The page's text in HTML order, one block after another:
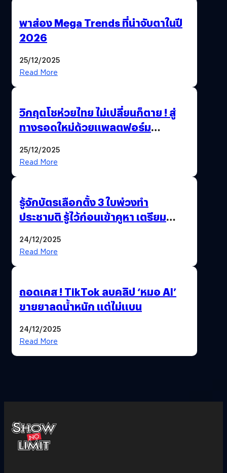
พาส่อง Mega Trends ที่น่าจับตาในปี
2026
25/12/2025
Read More
วิกฤตโชห่วยไทย ไม่เปลี่ยนก็ตาย ! สู่
ทางรอดใหม่ด้วยแพลตฟอร์ม
25/12/2025
Read More
รู้จักบัตรเลือกตั้ง 3 ใบพ่วงทำ
ประชามติ รู้ไว้ก่อนเข้าคูหา เตรียม
24/12/2025
Read More
ถอดเคส ! TikTok ลบคลิป ‘หมอ AI’
ขายยาลดน้ำหนัก แต่ไม่แบน
24/12/2025
Read More